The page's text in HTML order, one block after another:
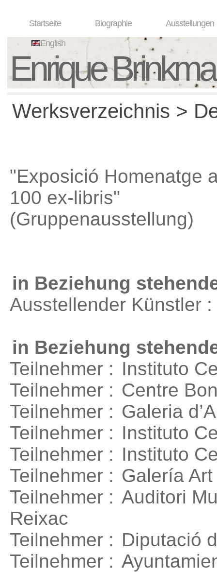
Startseite Biographie Ausstellungen
English
Enrique
Werksverzeichnis >
"Exposició Homenatge
100 ex-libris"
(Gruppenausstellung)
in Beziehung
Ausstellender Künstler
in Beziehung
Teilnehmer : Instituto
Teilnehmer : Centre
Teilnehmer : Galeria
Teilnehmer : Instituto
Teilnehmer : Instituto
Teilnehmer : Galería
Teilnehmer : Auditori
Reixac
Teilnehmer : Diputació
Teilnehmer :